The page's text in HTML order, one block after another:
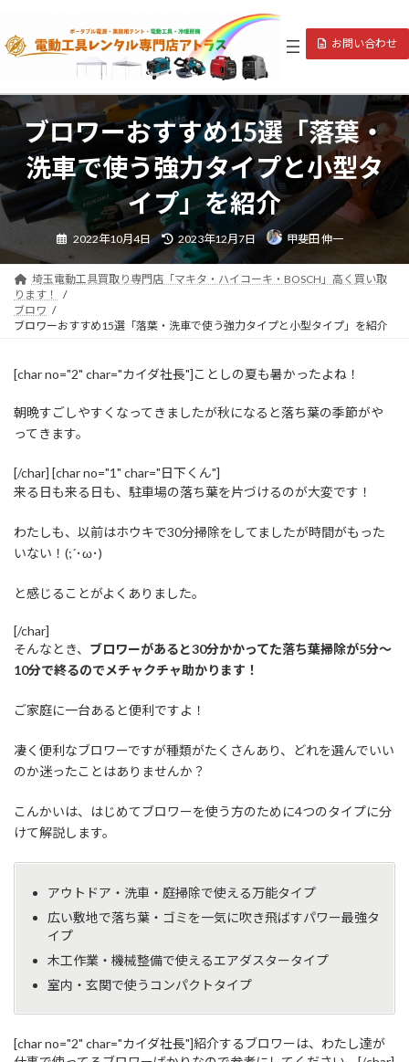
テ
へ
プ
ゲ
ョ
動
お問い合わせ
ブロワーおすすめ15選「落葉・
洗車で使う強力タイプと小型タ
イプ」を紹介
2022年10月4日
最
終
更
新
日
時
2023年12月7日 甲斐田 伸一
埼玉電動工具買取り専門店「マキタ・ハイコーキ・BOSCH」高く買い取
ります！
ブロワ
ブロワーおすすめ15選「落葉・洗車で使う強力タイプと小型タイプ」を紹介
[char no="2" char="カイダ社長"]ことしの夏も暑かったよね！
朝晩すごしやすくなってきましたが秋になると落ち葉の季節がや
ってきます。
[/char] [char no="1" char="日下くん"]
来る日も来る日も、駐車場の落ち葉を片づけるのが大変です！
わたしも、以前はホウキで30分掃除をしてましたが時間がもった
いない！(;´･ω･)
と感じることがよくありました。
[/char]
そんなとき、 ブロワーがあると30分かかってた落ち葉掃除が5分～
10分で終るのでメチャクチャ助かります！
ご家庭に一台あると便利ですよ！
凄く便利なブロワーですが種類がたくさんあり、どれを選んでいい
のか迷ったことはありませんか？
こんかいは、はじめてブロワーを使う方のために4つのタイプに分
けて解説します。
アウトドア・洗車・庭掃除で使える万能タイプ
広い敷地で落ち葉・ゴミを一気に吹き飛ばすパワー最強タ
イプ
木工作業・機械整備で使えるエアダスタータイプ
室内・玄関で使うコンパクトタイプ
[char no="2" char="カイダ社長"]紹介するブロワーは、わたし達が